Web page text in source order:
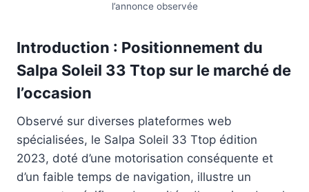
l’annonce observée
Introduction : Positionnement du
Salpa Soleil 33 Ttop sur le marché de
l’occasion
Observé sur diverses plateformes web
spécialisées, le Salpa Soleil 33 Ttop édition
2023, doté d’une motorisation conséquente et
d’un faible temps de navigation, illustre un